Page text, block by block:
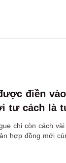
điền
tư cách là
chỉ còn cách
hợp đồng mới
đấu trường này